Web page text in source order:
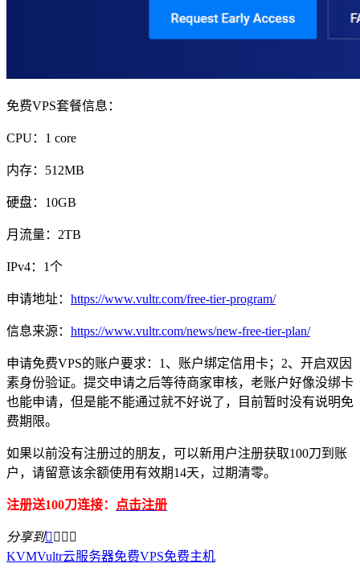
免费VPS套餐信息：
CPU：1 core
内存：512MB
硬盘：10GB
月流量：2TB
IPv4：1个
申请地址： https://www.vultr.com/free-tier-program/
信息来源： https://www.vultr.com/news/new-free-tier-plan/
申请免费VPS的账户要求：1、账户绑定信用卡；2、开启双因
素身份验证。提交申请之后等待商家审核，老账户好像没绑卡
也能申请，但是能不能通过就不好说了，目前暂时没有说明免
费期限。
如果以前没有注册过的朋友，可以新用户注册获取100刀到账
户，请留意该余额使用有效期14天，过期清零。
注册送100刀连接： 点击注册
分享到   
KVMVultr云服务器免费VPS免费主机